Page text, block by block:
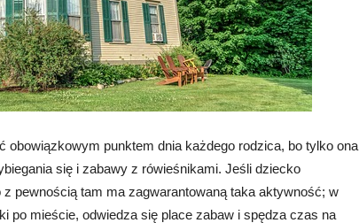
obowiązkowym punktem dnia każdego rodzica, bo tylko ona
się i zabawy z rówieśnikami. Jeśli dziecko
pewnością tam ma zagwarantowaną taka aktywność; w
po mieście, odwiedza się place zabaw i spędza czas na